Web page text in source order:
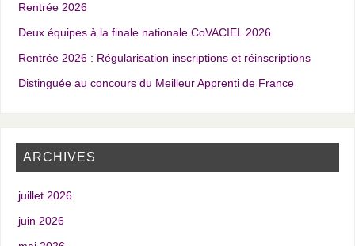
Rentrée 2026
Deux équipes à la finale nationale CoVACIEL 2026
Rentrée 2026 : Régularisation inscriptions et réinscriptions
Distinguée au concours du Meilleur Apprenti de France
ARCHIVES
juillet 2026
juin 2026